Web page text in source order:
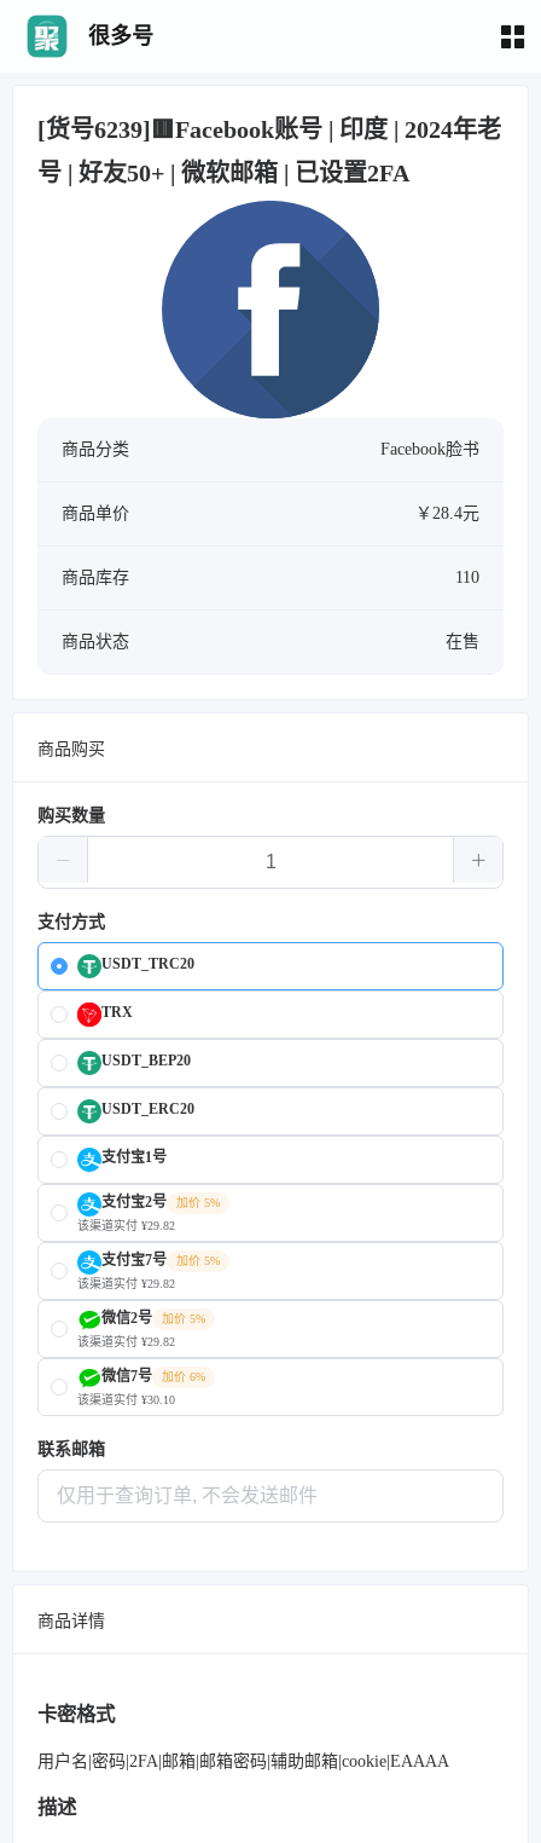
很多号
[货号6239]🟥Facebook账号 | 印度 | 2024年老
号 | 好友50+ | 微软邮箱 | 已设置2FA
商品分类 Facebook脸书
商品单价 ￥28.4元
商品库存 110
商品状态 在售
商品购买
购买数量
支付方式
USDT_TRC20
TRX
USDT_BEP20
USDT_ERC20
支付宝1号
支付宝2号
加价 5%
该渠道实付 ¥29.82
支付宝7号
加价 5%
该渠道实付 ¥29.82
微信2号
加价 5%
该渠道实付 ¥29.82
微信7号
加价 6%
该渠道实付 ¥30.10
联系邮箱
商品详情
卡密格式
用户名|密码|2FA|邮箱|邮箱密码|辅助邮箱|cookie|EAAAA
描述